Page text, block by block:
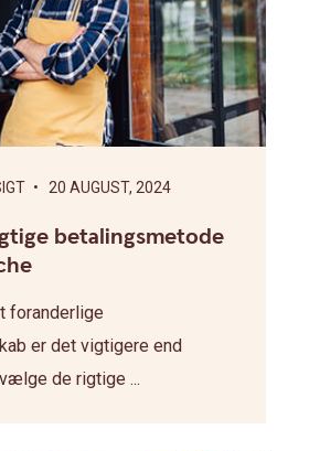
• 20 AUGUST, 2024
betalingsmetode
foranderlige
er det vigtigere end
de rigtige ...